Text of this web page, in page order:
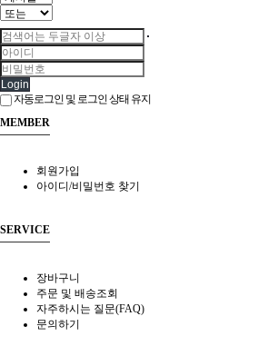
Login
자동로그인 및 로그인 상태 유지
MEMBER
회원가입
아이디/비밀번호 찾기
SERVICE
장바구니
주문 및 배송조회
자주하시는 질문(FAQ)
문의하기